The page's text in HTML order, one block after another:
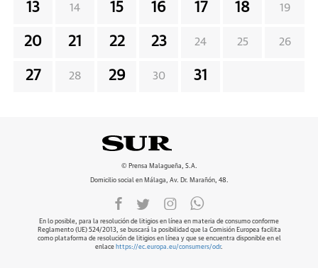
13 14 15 16 17 18 19
20 21 22 23 24 25 26
27 28 29 30 31
© Prensa Malagueña, S.A.
Domicilio social en Málaga, Av. Dr. Marañón, 48.
En lo posible, para la resolución de litigios en línea en materia de consumo conforme
Reglamento (UE) 524/2013, se buscará la posibilidad que la Comisión Europea facilita
como plataforma de resolución de litigios en línea y que se encuentra disponible en el
enlace https://ec.europa.eu/consumers/odr.